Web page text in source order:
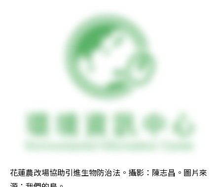
花蓮農改場協助引進生物防治法。攝影：陳志昌。圖片來